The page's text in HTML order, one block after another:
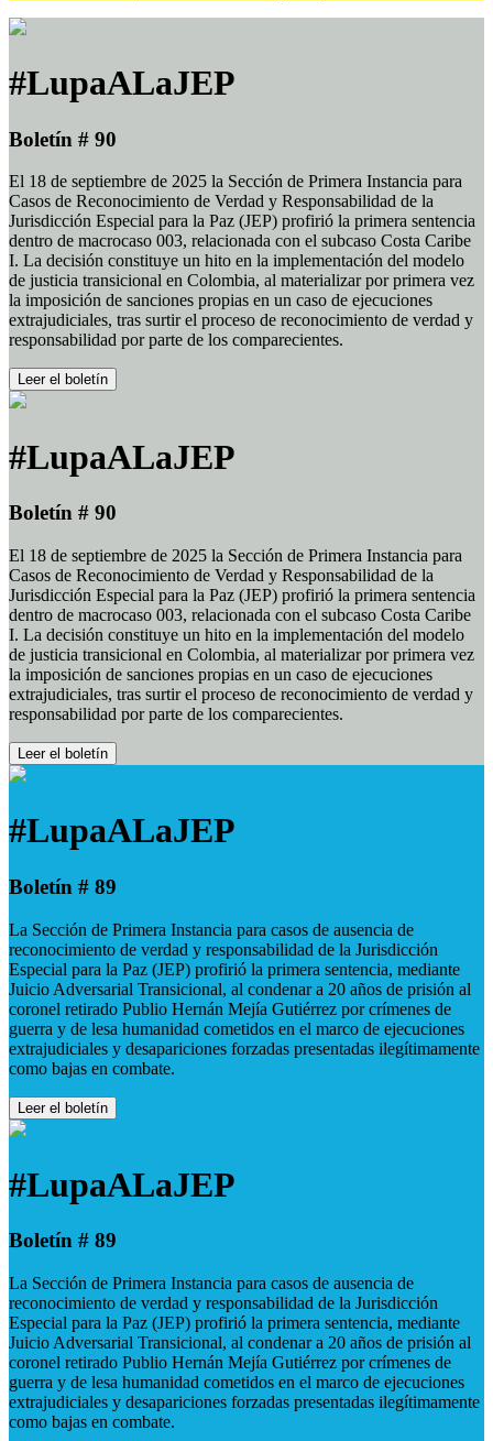
#LupaALaJEP
Boletín # 90
El 18 de septiembre de 2025 la Sección de Primera Instancia para
Casos de Reconocimiento de Verdad y Responsabilidad de la
Jurisdicción Especial para la Paz (JEP) profirió la primera sentencia
dentro de macrocaso 003, relacionada con el subcaso Costa Caribe
I. La decisión constituye un hito en la implementación del modelo
de justicia transicional en Colombia, al materializar por primera vez
la imposición de sanciones propias en un caso de ejecuciones
extrajudiciales, tras surtir el proceso de reconocimiento de verdad y
responsabilidad por parte de los comparecientes.
Leer el boletín
#LupaALaJEP
Boletín # 90
El 18 de septiembre de 2025 la Sección de Primera Instancia para
Casos de Reconocimiento de Verdad y Responsabilidad de la
Jurisdicción Especial para la Paz (JEP) profirió la primera sentencia
dentro de macrocaso 003, relacionada con el subcaso Costa Caribe
I. La decisión constituye un hito en la implementación del modelo
de justicia transicional en Colombia, al materializar por primera vez
la imposición de sanciones propias en un caso de ejecuciones
extrajudiciales, tras surtir el proceso de reconocimiento de verdad y
responsabilidad por parte de los comparecientes.
Leer el boletín
#LupaALaJEP
Boletín # 89
La Sección de Primera Instancia para casos de ausencia de
reconocimiento de verdad y responsabilidad de la Jurisdicción
Especial para la Paz (JEP) profirió la primera sentencia, mediante
Juicio Adversarial Transicional, al condenar a 20 años de prisión al
coronel retirado Publio Hernán Mejía Gutiérrez por crímenes de
guerra y de lesa humanidad cometidos en el marco de ejecuciones
extrajudiciales y desapariciones forzadas presentadas ilegítimamente
como bajas en combate.
Leer el boletín
#LupaALaJEP
Boletín # 89
La Sección de Primera Instancia para casos de ausencia de
reconocimiento de verdad y responsabilidad de la Jurisdicción
Especial para la Paz (JEP) profirió la primera sentencia, mediante
Juicio Adversarial Transicional, al condenar a 20 años de prisión al
coronel retirado Publio Hernán Mejía Gutiérrez por crímenes de
guerra y de lesa humanidad cometidos en el marco de ejecuciones
extrajudiciales y desapariciones forzadas presentadas ilegítimamente
como bajas en combate.